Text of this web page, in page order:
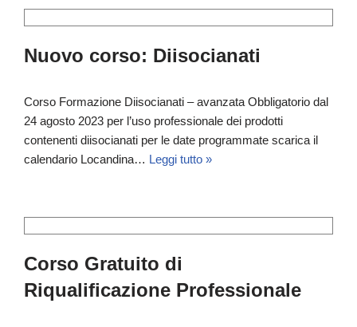
Nuovo corso: Diisocianati
Corso Formazione Diisocianati – avanzata Obbligatorio dal
24 agosto 2023 per l’uso professionale dei prodotti
contenenti diisocianati per le date programmate scarica il
calendario Locandina… Leggi tutto »
Corso Gratuito di
Riqualificazione Professionale